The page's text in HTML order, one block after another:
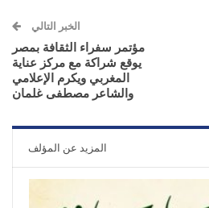
الخبر التالي
مؤتمر سفراء الثقافة بمصر
يوقع شراكة مع مركز عناية
المغربي ويكرم الإعلامي
والشاعر مصطفى غلمان
المزيد عن المؤلف